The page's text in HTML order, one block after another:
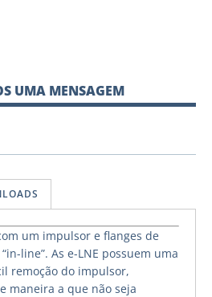
UMA MENSAGEM
um impulsor e flanges de
line”. As e-LNE possuem uma
remoção do impulsor,
maneira a que não seja